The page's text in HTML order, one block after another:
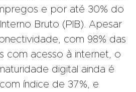
e por até 30% do
Bruto (PIB). Apesar
com 98% das
com acesso à internet, o
digital ainda é
índice de 37%, e